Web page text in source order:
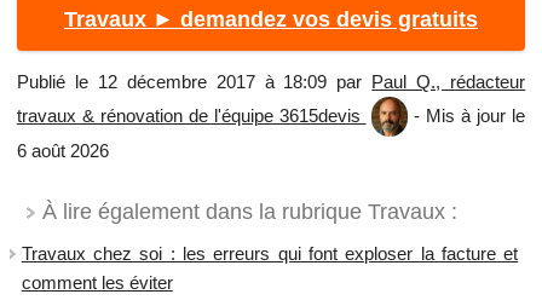
Travaux ► demandez vos devis gratuits
Publié le 12 décembre 2017 à 18:09 par Paul Q., rédacteur
travaux & rénovation de l'équipe 3615devis
- Mis à jour le
6 août 2026
À lire également dans la rubrique Travaux :
Travaux chez soi : les erreurs qui font exploser la facture et
comment les éviter